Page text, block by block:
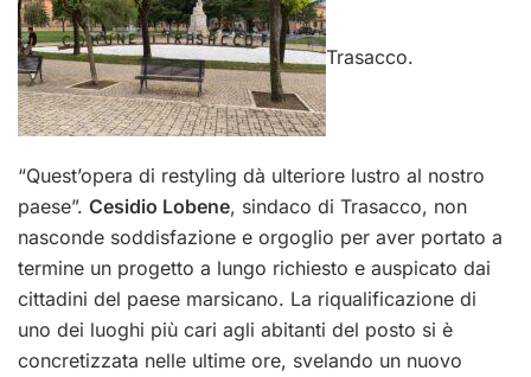
Trasacco.
“Quest’opera di restyling dà ulteriore lustro al nostro
paese”. Cesidio Lobene, sindaco di Trasacco, non
nasconde soddisfazione e orgoglio per aver portato a
termine un progetto a lungo richiesto e auspicato dai
cittadini del paese marsicano. La riqualificazione di
uno dei luoghi più cari agli abitanti del posto si è
concretizzata nelle ultime ore, svelando un nuovo